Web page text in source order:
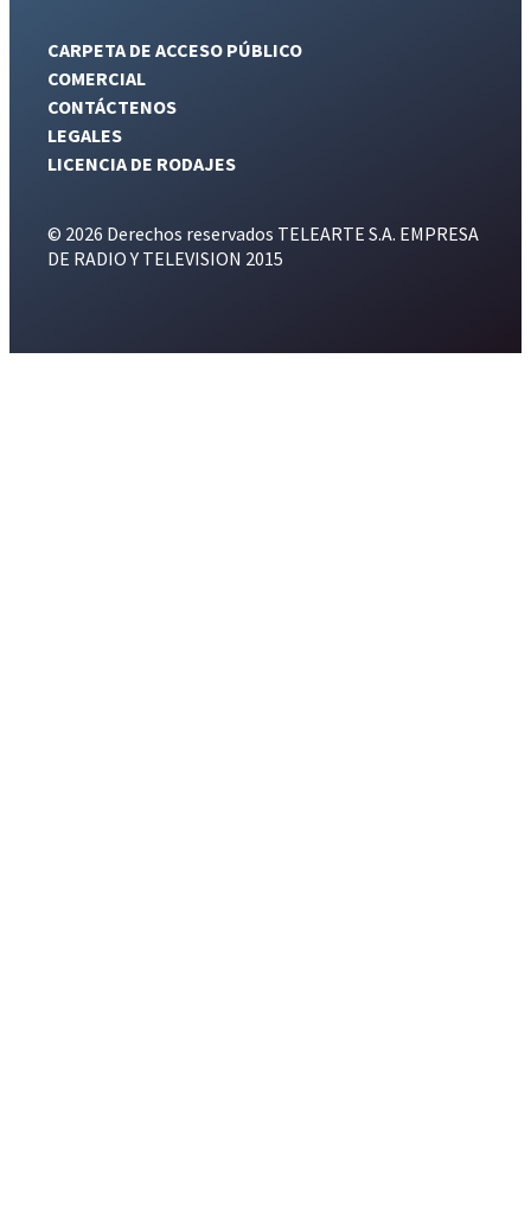
CARPETA DE ACCESO PÚBLICO
COMERCIAL
CONTÁCTENOS
LEGALES
LICENCIA DE RODAJES
© 2026 Derechos reservados TELEARTE S.A. EMPRESA
DE RADIO Y TELEVISION 2015